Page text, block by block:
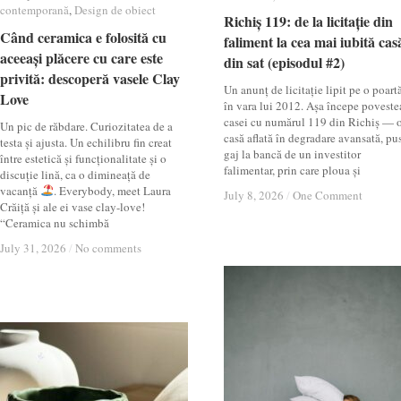
contemporană,Design de obiect
Când ceramica e folosită cu
aceeași plăcere cu care este
privită: descoperă vasele Clay
Love
Un pic de răbdare. Curiozitatea de a
testa și ajusta. Un echilibru fin creat
între estetică și funcționalitate și o
discuție lină, ca o dimineață de
vacanță
. Everybody, meet Laura
Crăiță și ale ei vase clay-love!
“Ceramica nu schimbă
July 31, 2026 / No comments
contemporană Design de obiect
Când ceramica e folosită cu
aceeași plăcere cu care este
privită: descoperă vasele Clay
Love
July 31, 2026 / No comments
Richiș 119: de la licitație din
faliment la cea mai iubită
din sat (episodul #2)
Un anunț de licitație lipit pe o
în vara lui 2012. Așa începe
casei cu numărul 119 din Richiș —
casă aflată în degradare avansată,
gaj la bancă de un investitor
falimentar, prin care ploua și
July 8, 2026 / One Comment
Richiș 119: de la licitație din
faliment la cea mai iubită
din sat (episodul #2)
July 8, 2026 / One Comment